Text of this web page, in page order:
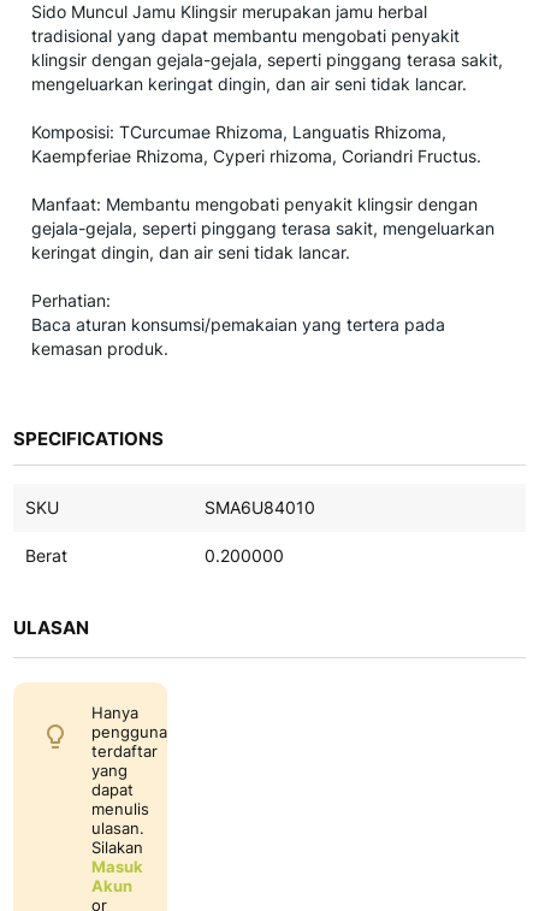
Sido Muncul Jamu Klingsir merupakan jamu herbal
tradisional yang dapat membantu mengobati penyakit
klingsir dengan gejala-gejala, seperti pinggang terasa sakit,
mengeluarkan keringat dingin, dan air seni tidak lancar.
Komposisi: TCurcumae Rhizoma, Languatis Rhizoma,
Kaempferiae Rhizoma, Cyperi rhizoma, Coriandri Fructus.
Manfaat: Membantu mengobati penyakit klingsir dengan
gejala-gejala, seperti pinggang terasa sakit, mengeluarkan
keringat dingin, dan air seni tidak lancar.
Perhatian:
Baca aturan konsumsi/pemakaian yang tertera pada
kemasan produk.
SPECIFICATIONS
SKU SMA6U84010
Berat 0.200000
ULASAN
Hanya
pengguna
terdaftar
yang
dapat
menulis
ulasan.
Silakan
Masuk
Akun
or